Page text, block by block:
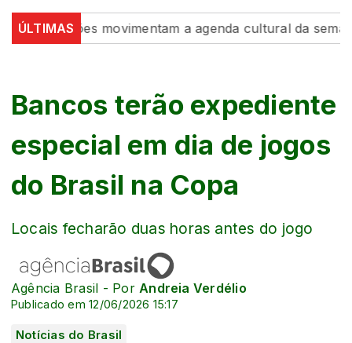
ÚLTIMASmovimentam a agenda cultural da semana
Bancos terão expediente
especial em dia de jogos
do Brasil na Copa
Locais fecharão duas horas antes do jogo
Agência Brasil - Por Andreia Verdélio
Publicado em 12/06/2026 15:17
Notícias do Brasil